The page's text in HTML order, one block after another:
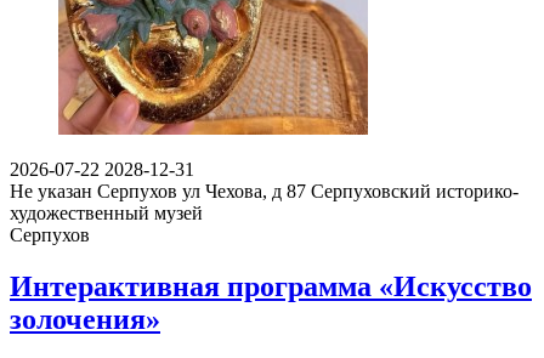
2026-07-22 2028-12-31
Не указан Серпухов ул Чехова, д 87 Серпуховский историко-
художественный музей
Серпухов
Интерактивная программа «Искусство
золочения»